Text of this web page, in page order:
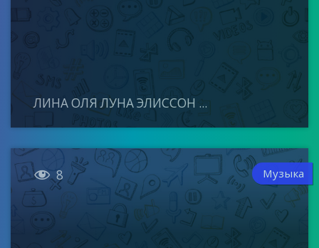
ЛИНА ОЛЯ ЛУНА ЭЛИССОН ...
 8 Музыка